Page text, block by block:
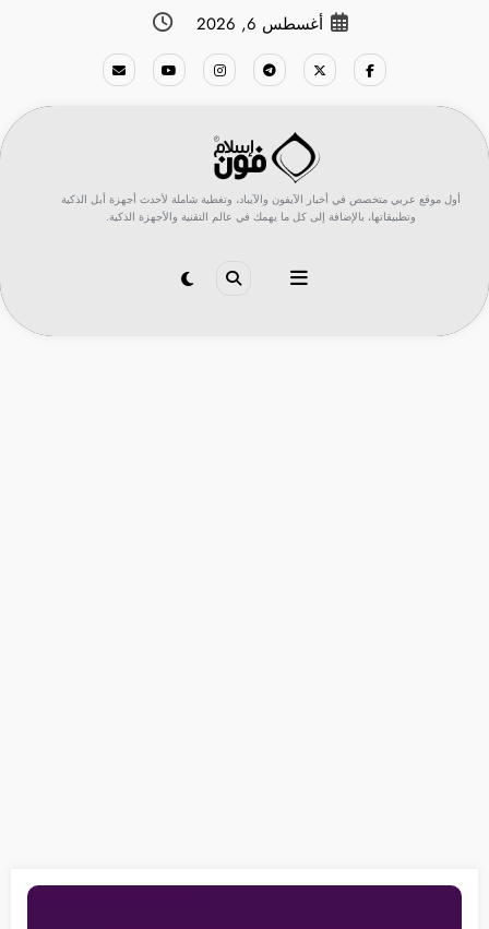
أغسطس 6, 2026
أول موقع عربي متخصص في أخبار الآيفون والآيباد، وتغطية شاملة لأحدث أجهزة أبل الذكية
وتطبيقاتها، بالإضافة إلى كل ما يهمك في عالم التقنية والأجهزة الذكية.